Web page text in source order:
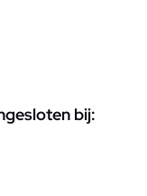
bij: